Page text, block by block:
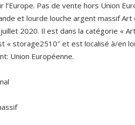
l’Europe. Pas de vente hors Union
et lourde louche argent massif
2020. Il est dans la catégorie «
« storage2510″ et est localisé à/en
Union Européenne.